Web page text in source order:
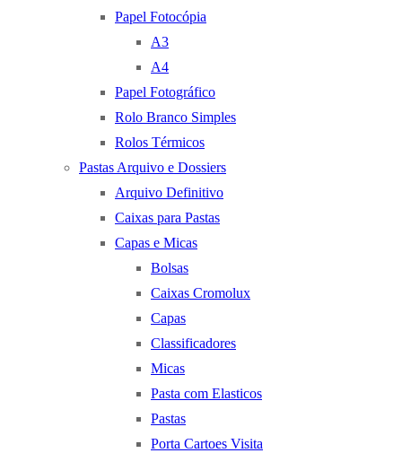
Papel Fotocópia
A3
A4
Papel Fotográfico
Rolo Branco Simples
Rolos Térmicos
Pastas Arquivo e Dossiers
Arquivo Definitivo
Caixas para Pastas
Capas e Micas
Bolsas
Caixas Cromolux
Capas
Classificadores
Micas
Pasta com Elasticos
Pastas
Porta Cartoes Visita